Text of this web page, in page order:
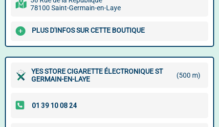
78100 Saint-Germain-en-Laye
PLUS D'INFOS SUR CETTE BOUTIQUE
YES STORE CIGARETTE ÉLECTRONIQUE ST
GERMAIN-EN-LAYE
(500 m)